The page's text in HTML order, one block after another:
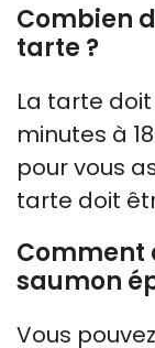
Combien
tarte ?
La tarte
minutes à
pour vous
tarte doit
Comment
saumon
Vous